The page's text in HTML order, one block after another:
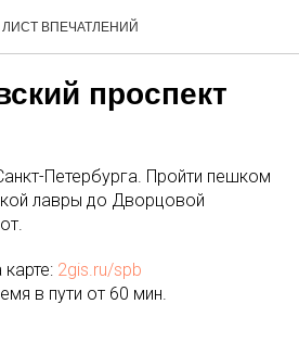
ЛИСТ ВПЕЧАТЛЕНИЙ
проспект
Петербурга. Пройти пешком
лавры до Дворцовой
2gis.ru/spb
в пути от 60 мин.